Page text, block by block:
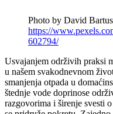
Photo by David
https://
602794/
Usvajanjem održivih praksi
u našem svakodnevnom
smanjenja otpada u
štednje vode doprinose
razgovorima i širenje svesti